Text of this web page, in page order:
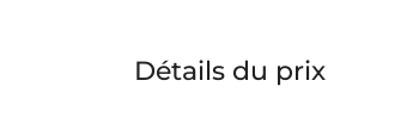
Détails du prix